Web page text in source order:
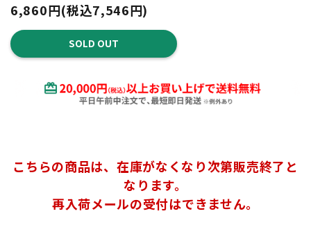
6,860円(税込7,546円)
SOLD OUT
こちらの商品は、在庫がなくなり次第販売終了と
なります。
再入荷メールの受付はできません。